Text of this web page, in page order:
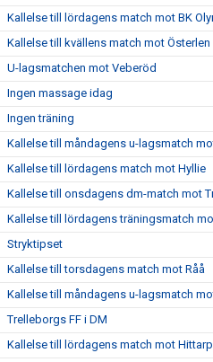
Kallelse till lördagens match mot BK
Kallelse till kvällens match mot Österlen
U-lagsmatchen mot Veberöd
Ingen massage idag
Ingen träning
Kallelse till måndagens u-lagsmatch
Kallelse till lördagens match mot Hyllie
Kallelse till onsdagens dm-match mot
Kallelse till lördagens träningsmatch
Stryktipset
Kallelse till torsdagens match mot Råå
Kallelse till måndagens u-lagsmatch
Trelleborgs FF i DM
Kallelse till lördagens match mot Hittarp